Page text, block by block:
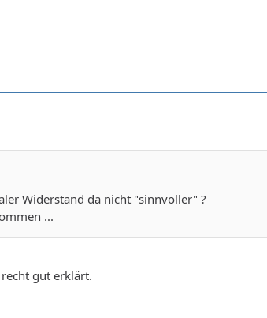
Widerstand da nicht "sinnvoller" ?
...
gut erklärt.